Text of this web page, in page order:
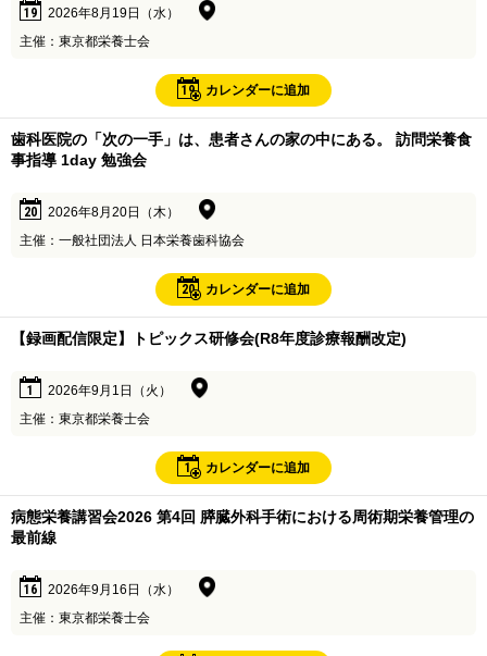
19
2026年8月19日（水）
主催：東京都栄養士会
19 カレンダーに追加
歯科医院の「次の一手」は、患者さんの家の中にある。 訪問栄養食
事指導 1day 勉強会
20
2026年8月20日（木）
主催：一般社団法人 日本栄養歯科協会
20 カレンダーに追加
【録画配信限定】トピックス研修会(R8年度診療報酬改定)
1
2026年9月1日（火）
主催：東京都栄養士会
1 カレンダーに追加
病態栄養講習会2026 第4回 膵臓外科手術における周術期栄養管理の
最前線
16
2026年9月16日（水）
主催：東京都栄養士会